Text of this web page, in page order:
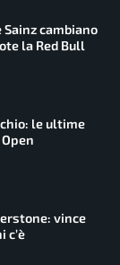
Sainz cambiano
la Red Bull
le ultime
vince
c’è